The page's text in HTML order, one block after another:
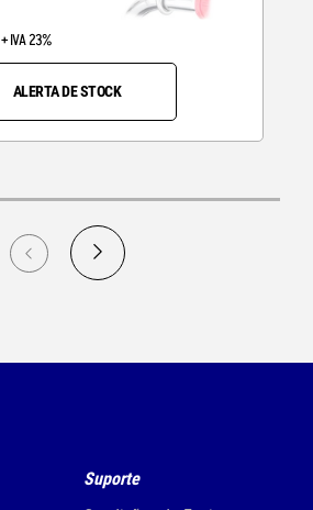
+ IVA 23%
ALERTA DE STOCK
Suporte